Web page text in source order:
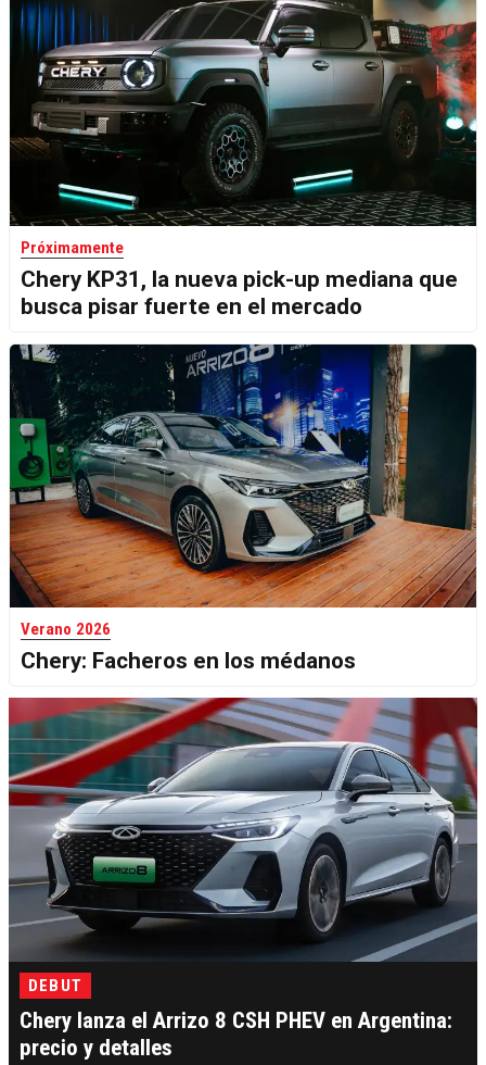
Próximamente
Chery KP31, la nueva pick-up mediana que
busca pisar fuerte en el mercado
Verano 2026
Chery: Facheros en los médanos
DEBUT
Chery lanza el Arrizo 8 CSH PHEV en Argentina:
precio y detalles